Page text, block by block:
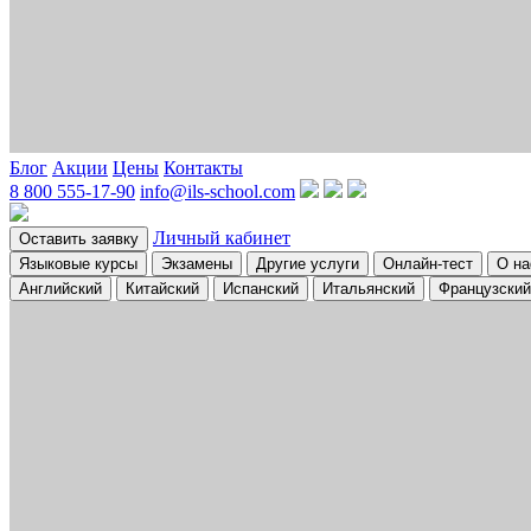
Блог Акции Цены Контакты
8 800 555-17-90 info@ils-school.com
Оставить заявку Личный кабинет
Языковые курсы Экзамены Другие услуги Онлайн-тест
О
Английский
Китайский Испанский Итальянский Французский